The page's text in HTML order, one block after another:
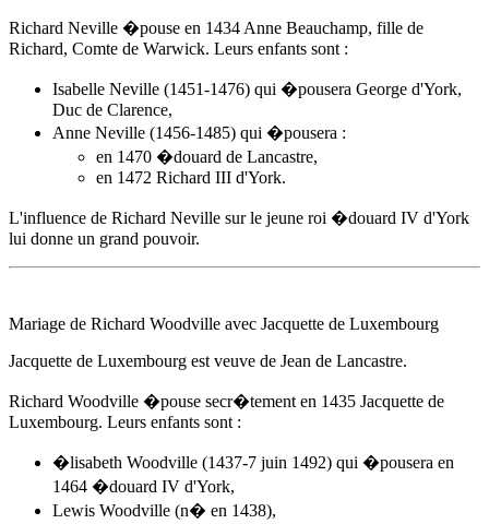
Richard Neville �pouse en 1434 Anne Beauchamp, fille de
Richard, Comte de Warwick. Leurs enfants sont :
Isabelle Neville (1451-1476) qui �pousera George d'York,
Duc de Clarence,
Anne Neville (1456-1485) qui �pousera :
en 1470 �douard de Lancastre,
en 1472 Richard III d'York.
L'influence de Richard Neville sur le jeune roi �douard IV d'York
lui donne un grand pouvoir.
Mariage de Richard Woodville avec Jacquette de Luxembourg
Jacquette de Luxembourg est veuve de Jean de Lancastre.
Richard Woodville �pouse secr�tement en 1435 Jacquette de
Luxembourg. Leurs enfants sont :
�lisabeth Woodville (1437-7 juin 1492) qui �pousera en
1464 �douard IV d'York,
Lewis Woodville (n� en 1438),